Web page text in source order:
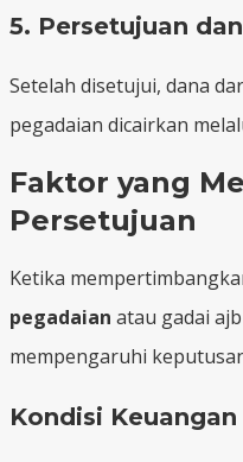
5. Persetujuan
Setelah disetujui, dana
pegadaian dicairkan
Faktor yang
Persetujuan
Ketika
pegadaian atau gadai
mempengaruhi
Kondisi